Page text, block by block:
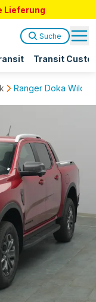
Lieferung
Transit
Suche
Ranger Doka